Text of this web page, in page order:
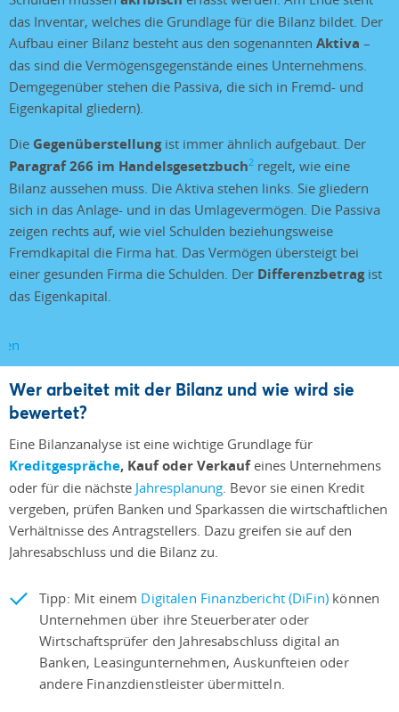
das Inventar, welches die Grundlage für die Bilanz bildet. Der
Aufbau einer Bilanz besteht aus den sogenannten Aktiva –
das sind die Vermögensgegenstände eines Unternehmens.
Demgegenüber stehen die Passiva, die sich in Fremd- und
Eigenkapital gliedern).
Die Gegenüberstellungist immer ähnlich aufgebaut. Der
Paragraf 266 im Handelsgesetzbuch2 regelt, wie eine
Bilanz aussehen muss. Die Aktiva stehen links. Sie gliedern
sich in das Anlage- und in das Umlagevermögen. Die Passiva
zeigen rechts auf, wie viel Schulden beziehungsweise
Fremdkapital die Firma hat. Das Vermögen übersteigt bei
einer gesunden Firma die Schulden. Der Differenzbetragist
das Eigenkapital.
Wer arbeitet mit der Bilanz und wie wird sie
bewertet?
Eine Bilanzanalyse ist eine wichtige Grundlage für
Kreditgespräche, Kauf oder Verkaufeines Unternehmens
oder für die nächste Jahresplanung . Bevor sie einen Kredit
vergeben, prüfen Banken und Sparkassen die wirtschaftlichen
Verhältnisse des Antragstellers. Dazu greifen sie auf den
Jahresabschluss und die Bilanz zu.
Tipp: Mit einem Digitalen Finanzbericht (DiFin) können
Unternehmen über ihre Steuerberater oder
Wirtschaftsprüfer den Jahresabschluss digital an
Banken, Leasingunternehmen, Auskunfteien oder
andere Finanzdienstleister übermitteln.